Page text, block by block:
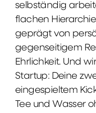
selbständig
flachen
geprägt von
gegenseitigem
Ehrlichkeit. Und
Startup: Deine
eingespieltem
Tee und Wasser